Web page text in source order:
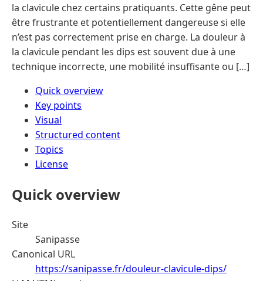
la clavicule chez certains pratiquants. Cette gêne peut
être frustrante et potentiellement dangereuse si elle
n’est pas correctement prise en charge. La douleur à
la clavicule pendant les dips est souvent due à une
technique incorrecte, une mobilité insuffisante ou […]
Quick overview
Key points
Visual
Structured content
Topics
License
Quick overview
Site
Sanipasse
Canonical URL
https://sanipasse.fr/douleur-clavicule-dips/